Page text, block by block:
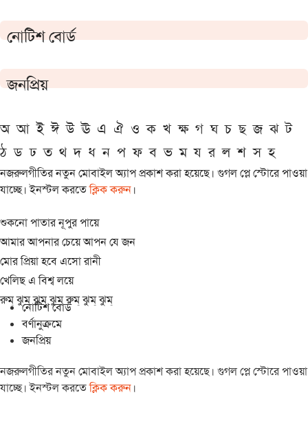
নোটিশ বোর্ড
জনপ্রিয়
অ আ ই ঈ উ ঊ এ ঐ ও ক খ ক্ষ গ ঘ চ ছ জ ঝ ট
ঠ ড ঢ ত থ দ ধ ন প ফ ব ভ ম য র ল শ স হ
নজরুলগীতির নতুন মোবাইল অ্যাপ প্রকাশ করা হয়েছে। গুগল প্লে স্টোরে পাওয়া
যাচ্ছে। ইনস্টল করতেক্লিক করুন।
শুকনো পাতার নূপুর পায়ে
আমার আপনার চেয়ে আপন যে জন
মোর প্রিয়া হবে এসো রানী
খেলিছ এ বিশ্ব লয়ে
রুম্ ঝুম্ ঝুম্ ঝুম্ রুম্ ঝুম্ ঝুম্
নোটিশ বোর্ড
বর্ণানুক্রমে
জনপ্রিয়
নজরুলগীতির নতুন মোবাইল অ্যাপ প্রকাশ করা হয়েছে। গুগল প্লে স্টোরে পাওয়া
যাচ্ছে। ইনস্টল করতেক্লিক করুন।